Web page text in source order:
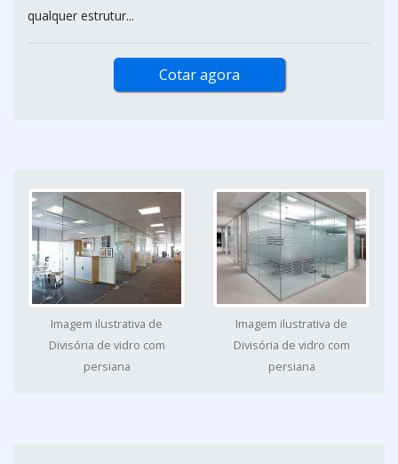
qualquer estrutur...
Cotar agora
Imagem ilustrativa de
Divisória de vidro com
persiana
Imagem ilustrativa de
Divisória de vidro com
persiana